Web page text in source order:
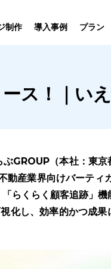
業務向け機能
制作 導入事例
ユーザーインタビュー
プラン
ス！｜い
GROUP（本社：東京
動産業界向けバーティ
らくらく顧客追跡」機
化し、効率的かつ成果